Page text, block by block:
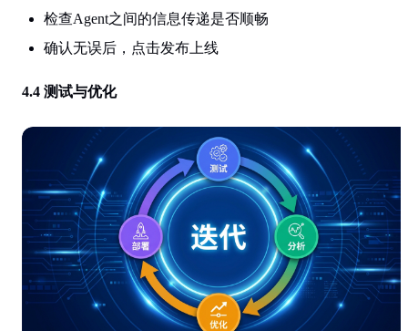
检查Agent之间的信息传递是否顺畅
确认无误后，点击发布上线
4.4 测试与优化